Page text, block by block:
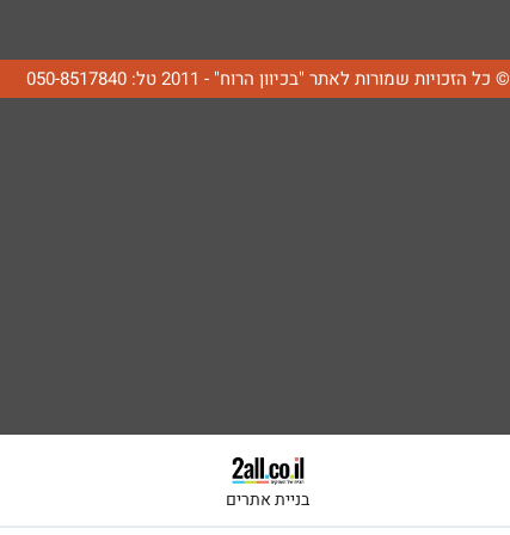
© כל הזכויות שמורות לאתר "בכיוון הרוח" - 2011 טל: 050-8517840
בניית אתרים